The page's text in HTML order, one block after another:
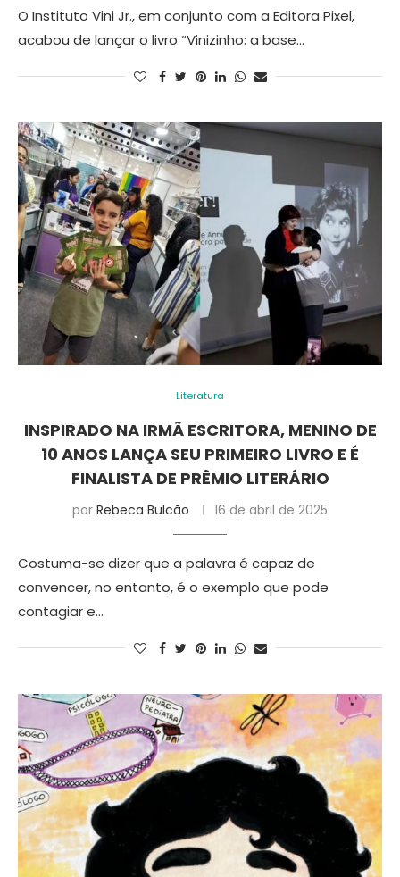
O Instituto Vini Jr., em conjunto com a Editora Pixel,
acabou de lançar o livro “Vinizinho: a base…
Literatura
INSPIRADO NA IRMÃ ESCRITORA, MENINO DE
10 ANOS LANÇA SEU PRIMEIRO LIVRO E É
FINALISTA DE PRÊMIO LITERÁRIO
por Rebeca Bulcão 16 de abril de 2025
Costuma-se dizer que a palavra é capaz de
convencer, no entanto, é o exemplo que pode
contagiar e…